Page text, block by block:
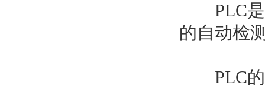
PLC是
的自动检
PLC的*